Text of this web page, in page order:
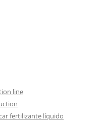
line
fertilizante líquido